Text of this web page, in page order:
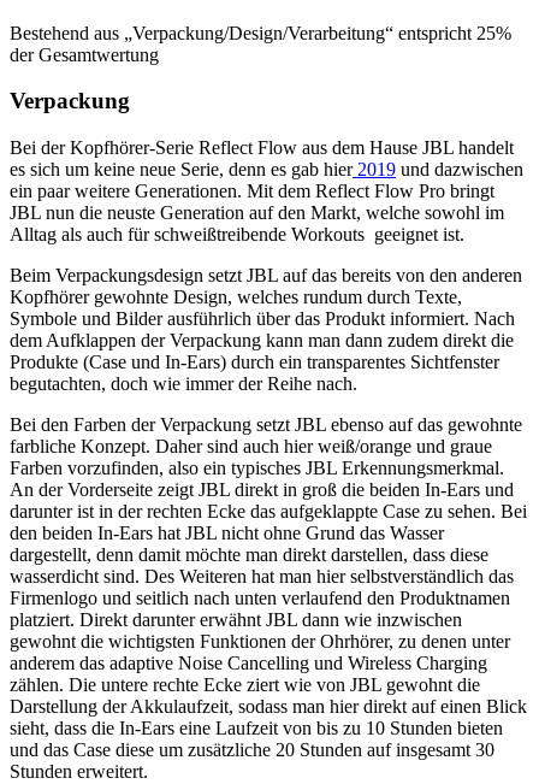
Bestehend aus „Verpackung/Design/Verarbeitung“ entspricht 25%
der Gesamtwertung
Verpackung
Bei der Kopfhörer-Serie Reflect Flow aus dem Hause JBL handelt
es sich um keine neue Serie, denn es gab hier2019 und dazwischen
ein paar weitere Generationen. Mit dem Reflect Flow Pro bringt
JBL nun die neuste Generation auf den Markt, welche sowohl im
Alltag als auch für schweißtreibende Workouts geeignet ist.
Beim Verpackungsdesign setzt JBL auf das bereits von den anderen
Kopfhörer gewohnte Design, welches rundum durch Texte,
Symbole und Bilder ausführlich über das Produkt informiert. Nach
dem Aufklappen der Verpackung kann man dann zudem direkt die
Produkte (Case und In-Ears) durch ein transparentes Sichtfenster
begutachten, doch wie immer der Reihe nach.
Bei den Farben der Verpackung setzt JBL ebenso auf das gewohnte
farbliche Konzept. Daher sind auch hier weiß/orange und graue
Farben vorzufinden, also ein typisches JBL Erkennungsmerkmal.
An der Vorderseite zeigt JBL direkt in groß die beiden In-Ears und
darunter ist in der rechten Ecke das aufgeklappte Case zu sehen. Bei
den beiden In-Ears hat JBL nicht ohne Grund das Wasser
dargestellt, denn damit möchte man direkt darstellen, dass diese
wasserdicht sind. Des Weiteren hat man hier selbstverständlich das
Firmenlogo und seitlich nach unten verlaufend den Produktnamen
platziert. Direkt darunter erwähnt JBL dann wie inzwischen
gewohnt die wichtigsten Funktionen der Ohrhörer, zu denen unter
anderem das adaptive Noise Cancelling und Wireless Charging
zählen. Die untere rechte Ecke ziert wie von JBL gewohnt die
Darstellung der Akkulaufzeit, sodass man hier direkt auf einen Blick
sieht, dass die In-Ears eine Laufzeit von bis zu 10 Stunden bieten
und das Case diese um zusätzliche 20 Stunden auf insgesamt 30
Stunden erweitert.